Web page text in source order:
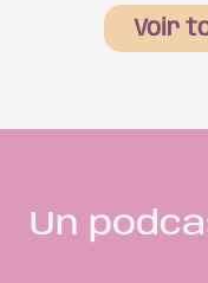
Voir
Un